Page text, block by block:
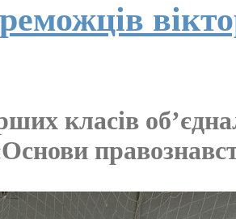
класів